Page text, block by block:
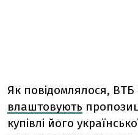
Як повідомлялося, ВТБ
влаштовують
купівлі його